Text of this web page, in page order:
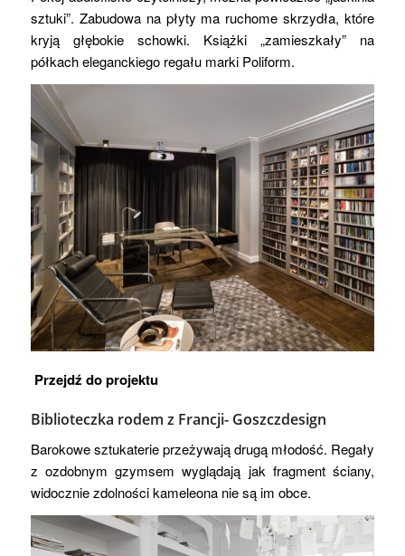
sztuki”. Zabudowa na płyty ma ruchome skrzydła, które
kryją głębokie schowki. Książki „zamieszkały” na
półkach eleganckiego regału marki Poliform.
Przejdź do projektu
Biblioteczka rodem z Francji- Goszczdesign
Barokowe sztukaterie przeżywają drugą młodość. Regały
z ozdobnym gzymsem wyglądają jak fragment ściany,
widocznie zdolności kameleona nie są im obce.